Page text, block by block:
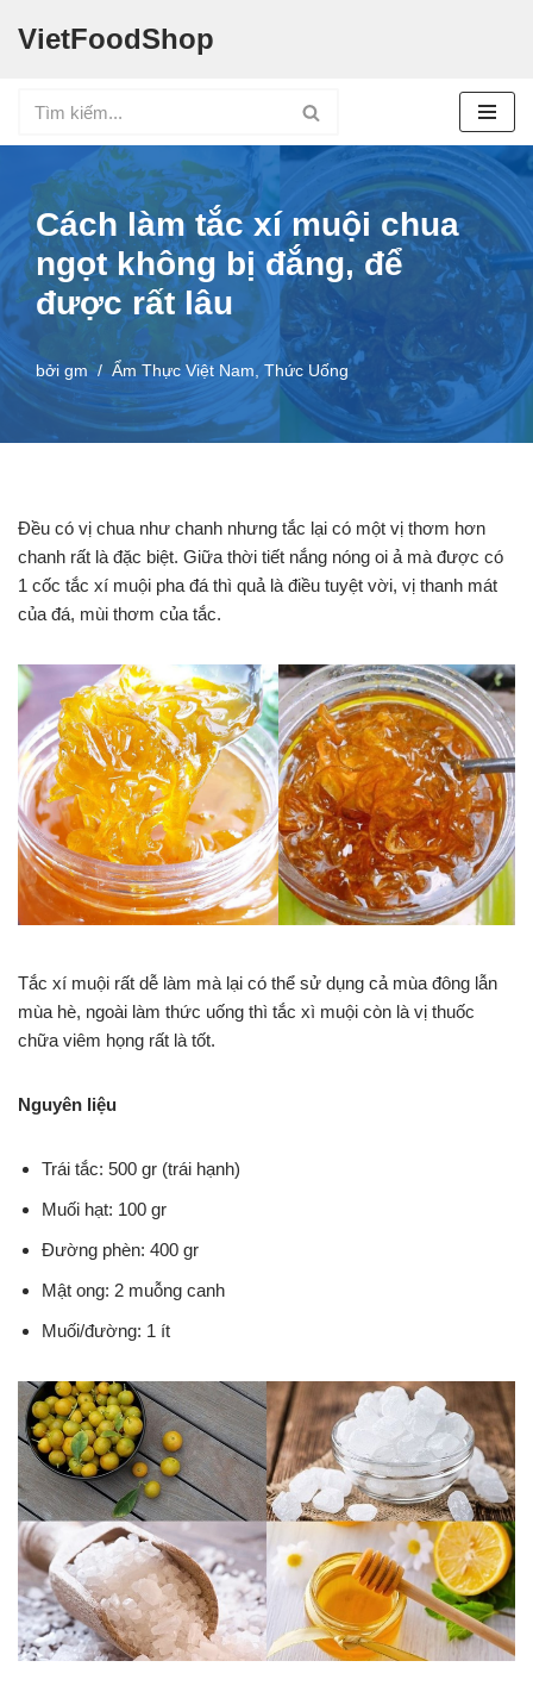
nội
dung
VietFoodShop
Cách làm tắc xí muội chua
ngọt không bị đắng, để
được rất lâu
bởi gm Ẩm Thực Việt Nam, Thức Uống
Đều có vị chua như chanh nhưng tắc lại có một vị thơm hơn
chanh rất là đặc biệt. Giữa thời tiết nắng nóng oi ả mà được có
1 cốc tắc xí muội pha đá thì quả là điều tuyệt vời, vị thanh mát
của đá, mùi thơm của tắc.
Tắc xí muội rất dễ làm mà lại có thể sử dụng cả mùa đông lẫn
mùa hè, ngoài làm thức uống thì tắc xì muội còn là vị thuốc
chữa viêm họng rất là tốt.
Nguyên liệu
Trái tắc: 500 gr (trái hạnh)
Muối hạt: 100 gr
Đường phèn: 400 gr
Mật ong: 2 muỗng canh
Muối/đường: 1 ít